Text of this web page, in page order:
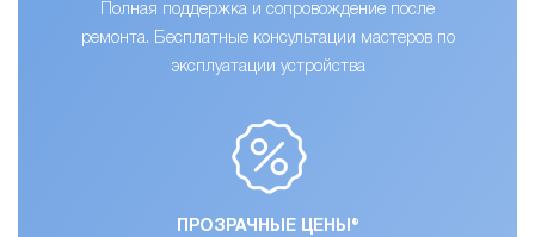
Полная поддержка и сопровождение после
ремонта. Бесплатные консультации мастеров по
эксплуатации устройства
ПРОЗРАЧНЫЕ ЦЕНЫ®